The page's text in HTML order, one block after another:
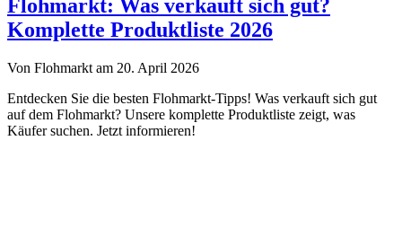
Troedelmarkt.de
Flohmarkt: Was verkauft sich gut?
Komplette Produktliste 2026
Von Flohmarkt am 20. April 2026
Entdecken Sie die besten Flohmarkt-Tipps! Was verkauft sich gut
auf dem Flohmarkt? Unsere komplette Produktliste zeigt, was
Käufer suchen. Jetzt informieren!